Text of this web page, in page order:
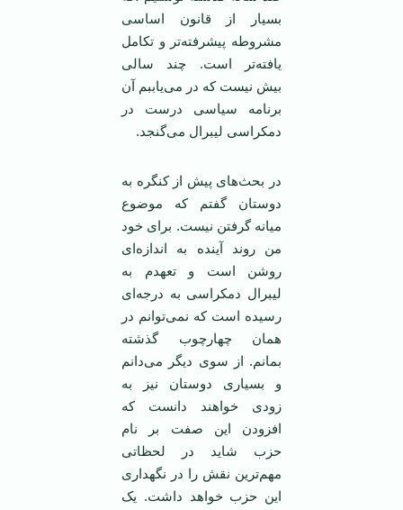
بسیار از قانون اساسی
مشروطه پیشرفته‌تر و تکامل
یافته‌تر است. چند سالی
بیش نیست که در می‌یاببم آن
برنامه سیاسی درست در
دمکراسی لیبرال می‌گنجد.
در بحث‌های پیش از کنگره به
دوستان گفتم که موضوع
میانه گرفتن نیست. برای خود
من روند آینده به اندازه‌ای
روشن است و تعهدم به
لیبرال دمکراسی به درجه‌ای
رسیده است که نمی‌توانم در
همان چهارچوب گذشته
بمانم. از سوی دیگر می‌دانم
و بسیاری دوستان نیز به
زودی خواهند دانست که
افزودن این صفت بر نام
حزب شاید در لحظاتی
مهم‌ترین نقش را در نگهداری
این حزب خواهد داشت. یک